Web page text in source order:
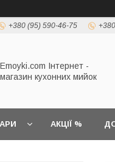
+380 (95) 590-46-75
Emoyki.com Інтернет -
магазин кухонних мийок
АКЦІЇ %